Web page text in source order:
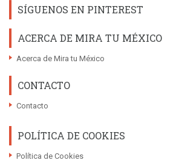
SÍGUENOS EN PINTEREST
ACERCA DE MIRA TU MÉXICO
Acerca de Mira tu México
CONTACTO
Contacto
POLÍTICA DE COOKIES
Política de Cookies